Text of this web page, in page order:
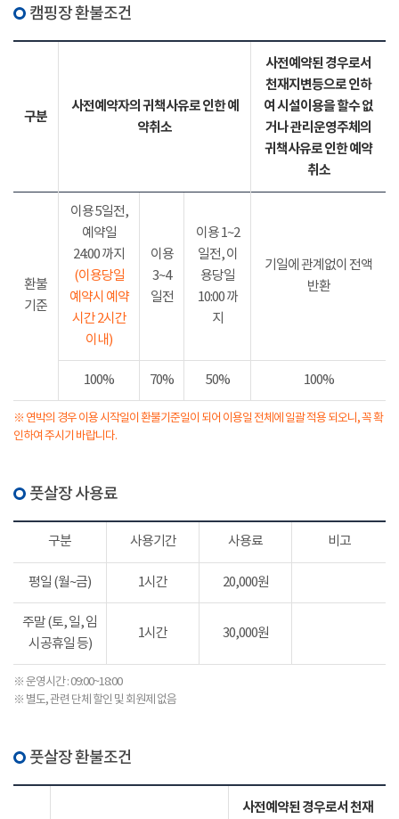
캠핑장 환불조건
구분
사전예약자의 귀책사유로 인한 예
약취소
사전예약된 경우로서
천재지변등으로 인하
여 시설이용을 할수 없
거나 관리운영주체의
귀책사유로 인한 예약
취소
환불
기준
이용 5일전,
예약일
24:00 까지
(이용당일
예약시 예약
시간 2시간
이내)
이용
3~4
일전
이용 1~2
일전, 이
용당일
10:00 까
지
기일에 관계없이 전액
반환
100% 70% 50% 100%
※ 연박의 경우 이용 시작일이 환불기준일이 되어 이용일 전체에 일괄 적용 되오니, 꼭 확
인하여 주시기 바랍니다.
풋살장 사용료
구분 사용기간 사용료 비고
평일 (월~금) 1시간 20,000원
주말 (토, 일, 임
시공휴일 등)
1시간 30,000원
※ 운영시간 : 09:00~18:00
※ 별도, 관련 단체 할인 및 회원제 없음
풋살장 환불조건
사전예약된 경우로서 천재